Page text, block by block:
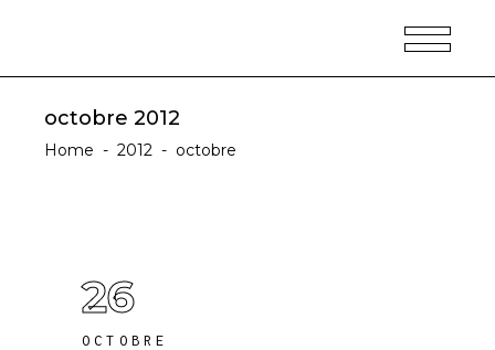
octobre 2012
Home - 2012 - octobre
26
OCTOBRE